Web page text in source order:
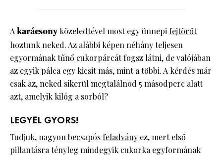
Akarácsonyközeledtével most egy ünnepi fejtörőt
hoztunk neked. Az alábbi képen néhány teljesen
egyormának tűnő cukorpárcát fogsz látni, de valójában
az egyik pálca egy kicsit más, mint a többi. A kérdés már
csak az, neked sikerül megtalálnod 5 másodperc alatt
azt, amelyik kilóg a sorból?
LEGYÉL GYORS!
Tudjuk, nagyon becsapós feladvány ez, mert első
pillantásra tényleg mindegyik cukorka egyformának